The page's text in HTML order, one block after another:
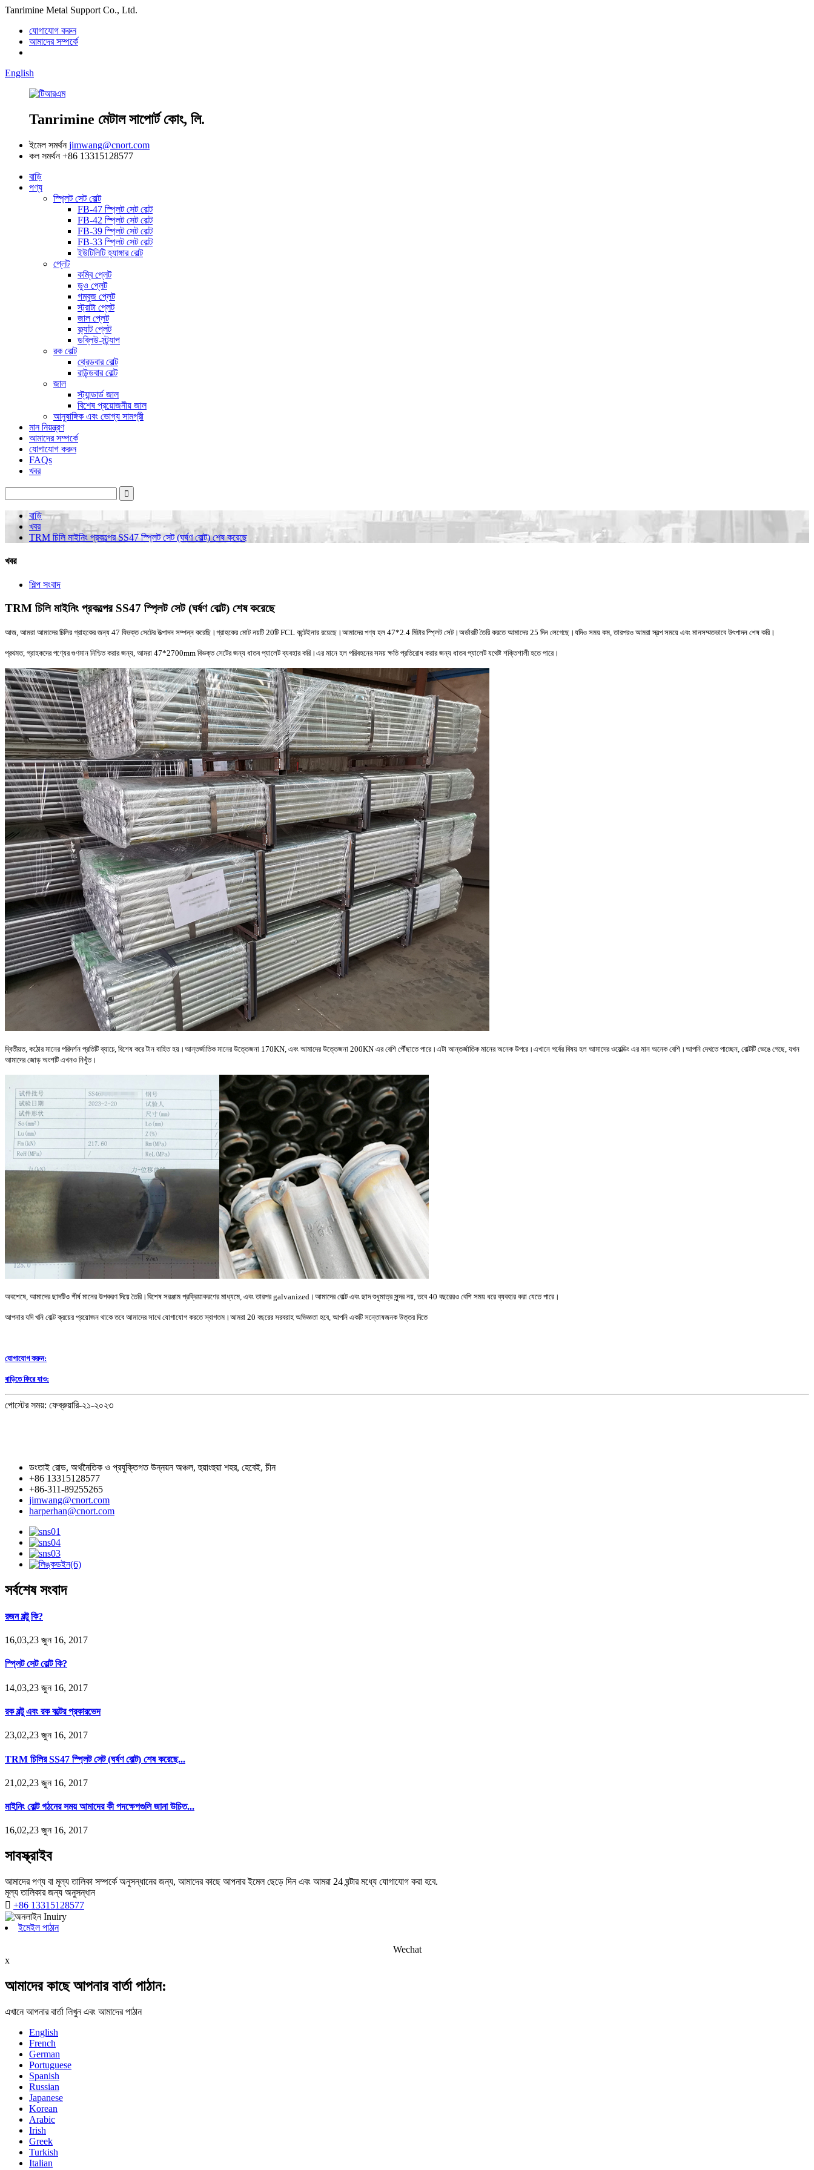
Tanrimine Metal Support Co., Ltd.
যোগাযোগ করুন
আমাদের সম্পর্কে
English
Tanrimine মেটাল সাপোর্ট কোং, লি.
ইমেল সমর্থন jimwang@cnort.com
কল সমর্থন +86 13315128577
বাড়ি
পণ্য
স্প্লিট সেট বোল্ট
FB-47 স্প্লিট সেট বোল্ট
FB-42 স্প্লিট সেট বোল্ট
FB-39 স্প্লিট সেট বোল্ট
FB-33 স্প্লিট সেট বোল্ট
ইউটিলিটি হ্যাঙ্গার বোল্ট
প্লেট
কম্বি প্লেট
ডুও প্লেট
গম্বুজ প্লেট
স্ট্রাটা প্লেট
জাল প্লেট
ফ্ল্যাট প্লেট
ডব্লিউ-স্ট্র্যাপ
রক বোল্ট
থ্রেডবার বোল্ট
রাউন্ডবার বোল্ট
জাল
স্ট্যান্ডার্ড জাল
বিশেষ প্রয়োজনীয় জাল
আনুষাঙ্গিক এবং ভোগ্য সামগ্রী
মান নিয়ন্ত্রণ
আমাদের সম্পর্কে
যোগাযোগ করুন
FAQs
খবর
বাড়ি
খবর
TRM চিলি মাইনিং প্রকল্পের SS47 স্প্লিট সেট (ঘর্ষণ বোল্ট) শেষ করেছে
খবর
শিল্প সংবাদ
TRM চিলি মাইনিং প্রকল্পের SS47 স্প্লিট সেট (ঘর্ষণ বোল্ট) শেষ করেছে
আজ, আমরা আমাদের চিলির গ্রাহকের জন্য 47 বিভক্ত সেটের উত্পাদন সম্পন্ন করেছি।গ্রাহকের মোট নয়টি 20টি FCL কন্টেইনার রয়েছে।আমাদের পণ্য হল 47*2.4 মিটার স্প্লিট সেট।অর্ডারটি তৈরি করতে আমাদের 25 দিন লেগেছে।যদিও সময় কম, তারপরও আমরা স্বল্প সময়ে এবং মানসম্মতভাবে উৎপাদন শেষ করি।
প্রথমত, গ্রাহকদের পণ্যের গুণমান নিশ্চিত করার জন্য, আমরা 47*2700mm বিভক্ত সেটের জন্য ধাতব প্যালেট ব্যবহার করি।এর মানে হল পরিবহনের সময় ক্ষতি প্রতিরোধ করার জন্য ধাতব প্যালেট যথেষ্ট শক্তিশালী হতে পারে।
দ্বিতীয়ত, কঠোর মানের পরিদর্শন প্রতিটি ব্যাচে, বিশেষ করে টান বাহিত হয়।আন্তর্জাতিক মানের উত্তেজনা 170KN, এবং আমাদের উত্তেজনা 200KN এর বেশি পৌঁছাতে পারে।এটা আন্তর্জাতিক মানের অনেক উপরে।এখানে গর্বের বিষয় হল আমাদের ওয়েল্ডিং এর মান অনেক বেশি।আপনি দেখতে পাচ্ছেন, বোল্টটি ভেঙে গেছে, যখন
আমাদের জোড় অংশটি এখনও নিখুঁত।
অবশেষে, আমাদের ছাদটিও শীর্ষ মানের উপকরণ দিয়ে তৈরি।বিশেষ সরঞ্জাম প্রক্রিয়াকরণের মাধ্যমে, এবং তারপর galvanized।আমাদের বোল্ট এবং ছাদ শুধুমাত্র সুন্দর নয়, তবে 40 বছরেরও বেশি সময় ধরে ব্যবহার করা যেতে পারে।
আপনার যদি খনি বোল্ট ক্রয়ের প্রয়োজন থাকে তবে আমাদের সাথে যোগাযোগ করতে স্বাগতম।আমরা 20 বছরের সরবরাহ অভিজ্ঞতা হবে, আপনি একটি সন্তোষজনক উত্তর দিতে
যোগাযোগ করুন:
বাড়িতে ফিরে যাও:
পোস্টের সময়: ফেব্রুয়ারি-২১-২০২৩
ডংতাই রোড, অর্থনৈতিক ও প্রযুক্তিগত উন্নয়ন অঞ্চল, হুয়াংহুয়া শহর, হেবেই, চীন
+86 13315128577
+86-311-89255265
jimwang@cnort.com
harperhan@cnort.com
সর্বশেষ সংবাদ
রজন বল্টু কি?
16,03,23 জুন 16, 2017
স্প্লিট সেট বোল্ট কি?
14,03,23 জুন 16, 2017
রক বল্টু এবং রক বল্টের প্রকারভেদ
23,02,23 জুন 16, 2017
TRM চিলির SS47 স্প্লিট সেট (ঘর্ষণ বোল্ট) শেষ করেছে...
21,02,23 জুন 16, 2017
মাইনিং বোল্ট গঠনের সময় আমাদের কী পদক্ষেপগুলি জানা উচিত...
16,02,23 জুন 16, 2017
সাবস্ক্রাইব
আমাদের পণ্য বা মূল্য তালিকা সম্পর্কে অনুসন্ধানের জন্য, আমাদের কাছে আপনার ইমেল ছেড়ে দিন এবং আমরা 24 ঘন্টার মধ্যে যোগাযোগ করা হবে.
মূল্য তালিকার জন্য অনুসন্ধান
 +86 13315128577
ইমেইল পাঠান
Wechat
x
আমাদের কাছে আপনার বার্তা পাঠান:
এখানে আপনার বার্তা লিখুন এবং আমাদের পাঠান
English
French
German
Portuguese
Spanish
Russian
Japanese
Korean
Arabic
Irish
Greek
Turkish
Italian